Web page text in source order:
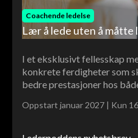
Coachende ledelse
Lær å lede uten å måtte
I et eksklusivt fellesskap
konkrete ferdigheter som
bedre prestasjoner hos
Oppstart januar 2027 | Kun